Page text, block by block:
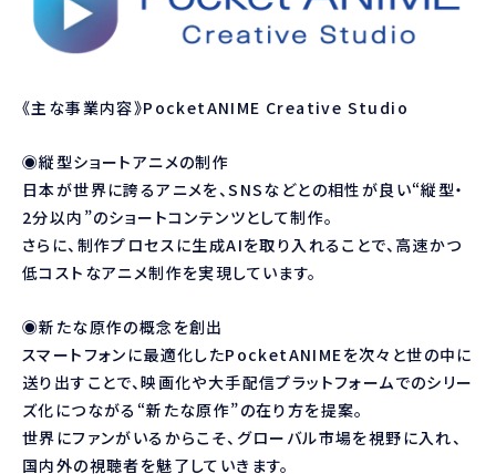
《主な事業内容》PocketANIME Creative Studio
◉縦型ショートアニメの制作
日本が世界に誇るアニメを、SNSなどとの相性が良い“縦型・
2分以内”のショートコンテンツとして制作。
さらに、制作プロセスに生成AIを取り入れることで、高速かつ
低コストなアニメ制作を実現しています。
◉新たな原作の概念を創出
スマートフォンに最適化したPocketANIMEを次々と世の中に
送り出すことで、映画化や大手配信プラットフォームでのシリー
ズ化につながる“新たな原作”の在り方を提案。
世界にファンがいるからこそ、グローバル市場を視野に入れ、
国内外の視聴者を魅了していきます。